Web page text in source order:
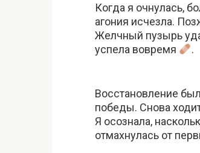
Когда я очнулась,
агония исчезла.
Желчный пузырь
успела вовремя
.
Восстановление
победы. Снова
Я осознала,
отмахнулась от